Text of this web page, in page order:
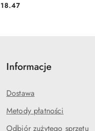
Cena:
18.47
Informacje
Dostawa
Metody płatności
Odbiór zużytego sprzętu